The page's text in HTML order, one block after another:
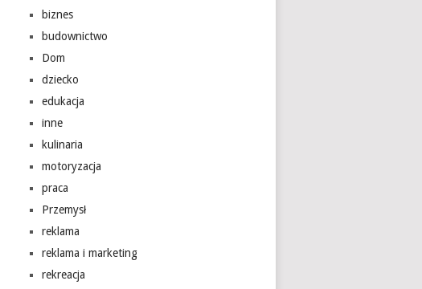
biznes
budownictwo
Dom
dziecko
edukacja
inne
kulinaria
motoryzacja
praca
Przemysł
reklama
reklama i marketing
rekreacja